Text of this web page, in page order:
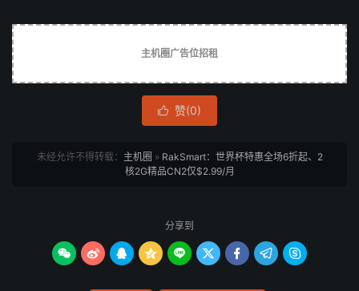
主机圈广告位招租
 赞(0)
未经允许不得转载： 主机圈 » RakSmart：世界杯特惠全场6折起、2
核2G精品CN2仅$2.99/月
分享到
        